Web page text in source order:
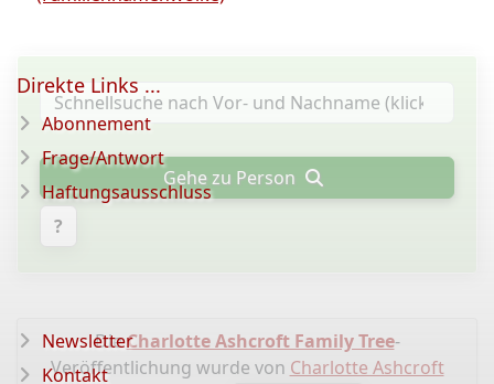
Gehe zu Person
?
DieCharlotte Ashcroft Family Tree-
Veröffentlichung wurde von Charlotte Ashcroft
Direkte Links ...
Abonnement
Frage/Antwort
Haftungsausschluss
Newsletter
Kontakt